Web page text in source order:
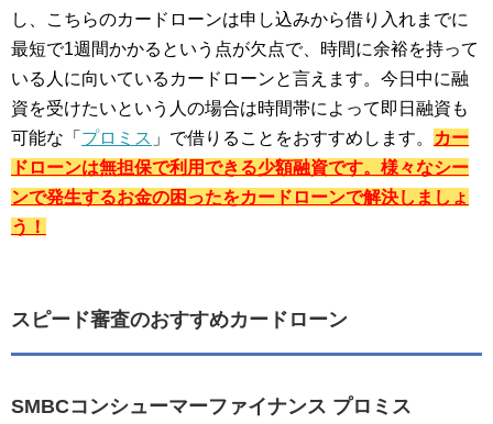
し、こちらのカードローンは申し込みから借り入れまでに
最短で1週間かかるという点が欠点で、時間に余裕を持って
いる人に向いているカードローンと言えます。今日中に融
資を受けたいという人の場合は時間帯によって即日融資も
可能な「 プロミス 」で借りることをおすすめします。
カー
ドローンは無担保で利用できる少額融資です。様々なシー
ンで発生するお金の困ったをカードローンで解決しましょ
う！
スピード審査のおすすめカードローン
SMBCコンシューマーファイナンス プロミス